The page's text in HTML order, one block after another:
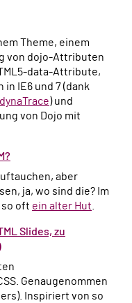
von dojo-Attributen
data-Attribute,
IE6 und 7 (dank
dynaTrace) und
von Dojo mit
ja, wo sind die? Im
so oft ein alter Hut
Slides, zu
Genaugenommen
Inspiriert von so